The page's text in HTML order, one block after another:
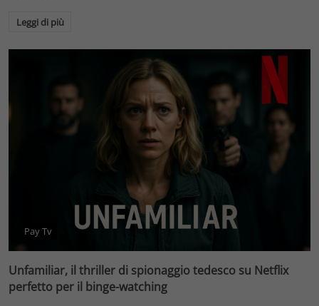
Leggi di più
Pay Tv
Unfamiliar, il thriller di spionaggio tedesco su Netflix
perfetto per il binge-watching